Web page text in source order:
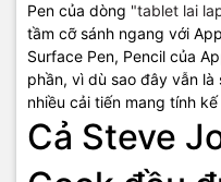
Pen của dòng "tablet lai
tầm cỡ sánh ngang với
Surface Pen, Pencil của
phần, vì dù sao đây vẫn là
nhiều cải tiến mang tính
Cả Steve